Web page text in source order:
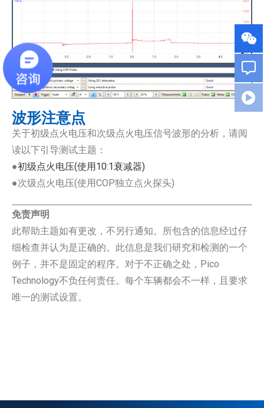
波形注意点
关于初级点火电压和次级点火电压信号波形的分析，请阅
读以下引导测试主题：
●初级点火电压(使用10:1衰减器)
●次级点火电压(使用COP独立点火探头)
免责声明
此帮助主题如有更改，不另行通知。所包含的信息经过仔
细检查并认为是正确的。此信息是我们研究和检测的一个
例子，并不是固定的程序。对于不正确之处，Pico
Technology不负任何责任。每个车辆都会不一样，且要求
唯一的测试设置。